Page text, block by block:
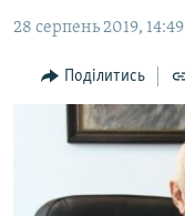
основної
навігації
Перейти
пошуку
БЛОГИ
ПОГЛЯД
ІНТЕРВ'Ю
СПЕЦПРОЕКТИ
28 серпень 2019, 14:49
Поділитись